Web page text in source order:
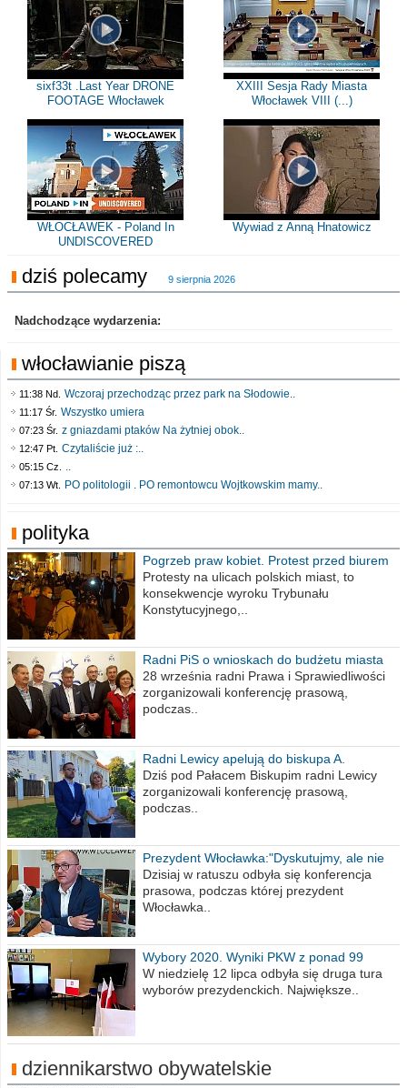
sixf33t .Last Year DRONE
FOOTAGE Włocławek
XXIII Sesja Rady Miasta
Włocławek VIII (...)
WŁOCŁAWEK - Poland In
UNDISCOVERED
Wywiad z Anną Hnatowicz
dziś polecamy 9 sierpnia 2026
Nadchodzące wydarzenia:
włocławianie piszą
11:38 Nd. Wczoraj przechodząc przez park na Słodowie..
11:17 Śr. Wszystko umiera
07:23 Śr. z gniazdami ptaków Na żytniej obok..
12:47 Pt. Czytaliście już :..
05:15 Cz. ..
07:13 Wt. PO politologii . PO remontowcu Wojtkowskim mamy..
polityka
Pogrzeb praw kobiet. Protest przed biurem
poselskim PiS
Protesty na ulicach polskich miast, to
konsekwencje wyroku Trybunału
Konstytucyjnego,..
Radni PiS o wnioskach do budżetu miasta
na 2021 rok
28 września radni Prawa i Sprawiedliwości
zorganizowali konferencję prasową,
podczas..
Radni Lewicy apelują do biskupa A.
Wiesława Meringa
Dziś pod Pałacem Biskupim radni Lewicy
zorganizowali konferencję prasową,
podczas..
Prezydent Włocławka:"Dyskutujmy, ale nie
obrażajmy się”
Dzisiaj w ratuszu odbyła się konferencja
prasowa, podczas której prezydent
Włocławka..
Wybory 2020. Wyniki PKW z ponad 99
procent obwodów
W niedzielę 12 lipca odbyła się druga tura
wyborów prezydenckich. Największe..
dziennikarstwo obywatelskie